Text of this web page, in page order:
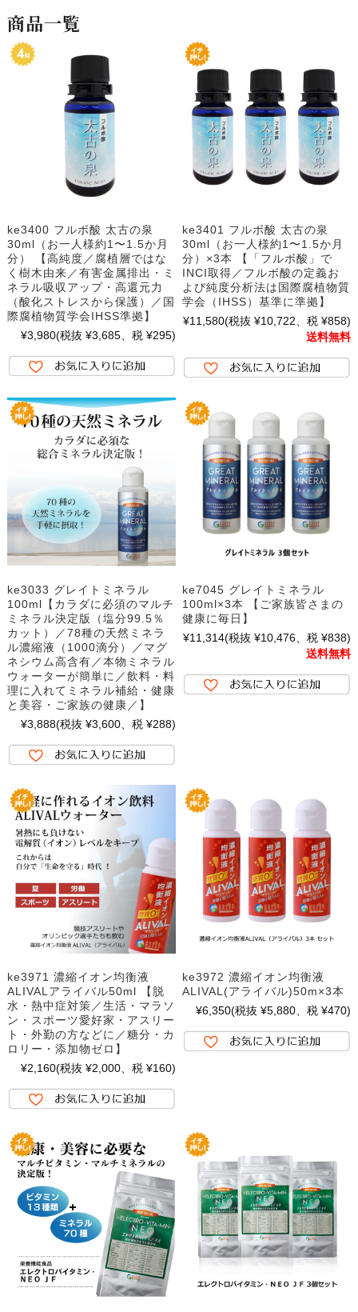
商品一覧
ke3400 フルボ酸 太古の泉
30ml（お一人様約1〜1.5か月
分） 【高純度／腐植層ではな
く樹木由来／有害金属排出・ミ
ネラル吸収アップ・高還元力
（酸化ストレスから保護）／国
際腐植物質学会IHSS準拠】
¥3,980(税抜 ¥3,685、税 ¥295)
ke3401 フルボ酸 太古の泉
30ml（お一人様約1〜1.5か月
分）×3本 【「フルボ酸」で
INCI取得／フルボ酸の定義お
よび純度分析法は国際腐植物質
学会（IHSS）基準に準拠】
¥11,580(税抜 ¥10,722、税 ¥858)
送料無料
ke3033 グレイトミネラル
100ml【カラダに必須のマルチ
ミネラル決定版（塩分99.5％
カット）／78種の天然ミネラ
ル濃縮液（1000滴分）／マグ
ネシウム高含有／本物ミネラル
ウォーターが簡単に／飲料・料
理に入れてミネラル補給・健康
と美容・ご家族の健康／】
¥3,888(税抜 ¥3,600、税 ¥288)
ke7045 グレイトミネラル
100ml×3本 【ご家族皆さまの
健康に毎日】
¥11,314(税抜 ¥10,476、税 ¥838)
送料無料
ke3971 濃縮イオン均衡液
ALIVALアライバル50ml 【脱
水・熱中症対策／生活・マラソ
ン・スポーツ愛好家・アスリー
ト・外勤の方などに／糖分・カ
ロリー・添加物ゼロ】
¥2,160(税抜 ¥2,000、税 ¥160)
ke3972 濃縮イオン均衡液
ALIVAL(アライバル)50m×3本
¥6,350(税抜 ¥5,880、税 ¥470)